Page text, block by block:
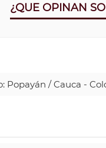
¿QUE OPINAN
Popayán / Cauca -